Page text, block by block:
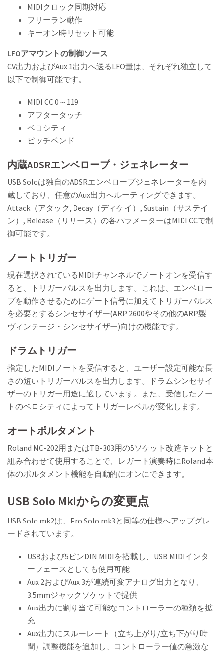
MIDIクロック同期対応
フリーラン動作
キーオン時リセット可能
LFOアマウントの制御ソース
CV出力およびAux 1出力へ送るLFO量は、それぞれ独立して
以下で制御可能です。
MIDI CC 0～119
アフタータッチ
ベロシティ
ピッチベンド
内蔵ADSRエンベロープ・ジェネレーター
USB Soloは独自のADSRエンベロープジェネレーターを内
蔵しており、任意のAux出力へルーティングできます。
Attack（アタック, Decay（ディケイ）, Sustain（サステイ
ン）, Release（リリース）の各パラメーターはMIDI CCで制
御可能です。
ノートトリガー
現在選択されているMIDIチャンネルでノートオンを受信す
ると、トリガーパルスを出力します。これは、エンベロー
プを動作させるためにゲート信号に加えてトリガーパルス
を必要とするシンセサイザー(ARP 2600やその他のARP製
ヴィンテージ・シンセサイザー)向けの機能です。
ドラムトリガー
指定したMIDIノートを受信すると、ユーザー設定可能な長
さの短いトリガーパルスを出力します。ドラムシンセサイ
ザーのトリガー用途に適しています。また、受信したノー
トのベロシティによってトリガーレベルが変化します。
オートポルタメント
Roland MC-202用またはTB-303用の5ソケット改造キットと
組み合わせて使用することで、レガート演奏時にRoland本
体のポルタメント機能を自動的にオンにできます。
USB Solo MkIからの変更点
USB Solo mk2は、Pro Solo mk3と同等の仕様へアップグレ
ードされています。
USBおよび5ピンDIN MIDIを搭載し、USB MIDIインタ
ーフェースとしても使用可能
Aux 2およびAux 3が連続可変アナログ出力となり、
3.5mmジャックソケットで提供
Aux出力に割り当て可能なコントローラーの種類を拡
充
Aux出力にスルーレート（立ち上がり/立ち下がり時
間）調整機能を追加し、コントローラー値の急激な